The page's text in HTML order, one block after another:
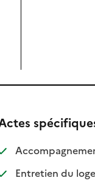
Entretien du